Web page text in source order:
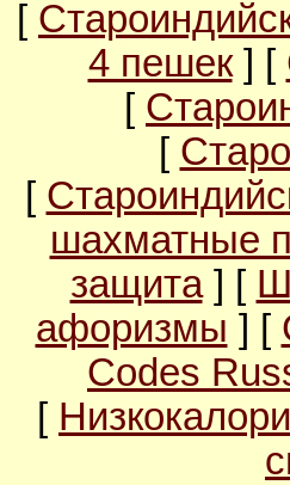
[
4 пешек] [
[
[
[
шахматные
защита] [
афоризмы ] [
Codes
[